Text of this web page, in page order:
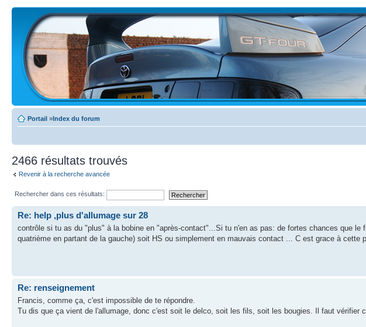
Portail »Index du forum
2466 résultats trouvés
Revenir à la recherche avancée
Rechercher dans ces résultats:
Re: help ,plus d'allumage sur 28
contrôle si tu as du "plus" à la bobine en "après-contact"...Si tu n'en as pas: de fortes chances que le
quatrième en partant de la gauche) soit HS ou simplement en mauvais contact ... C est grace à cette
Re: renseignement
Francis, comme ça, c'est impossible de te répondre.
Tu dis que ça vient de l'allumage, donc c'est soit le delco, soit les fils, soit les bougies. Il faut vérifier